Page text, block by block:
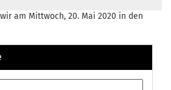
am Mittwoch, 20. Mai 2020 in den